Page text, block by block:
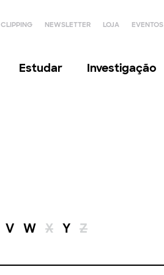
CLIPPING NEWSLETTER LOJA EVENTOS
Estudar Investigação
V W X Y Z